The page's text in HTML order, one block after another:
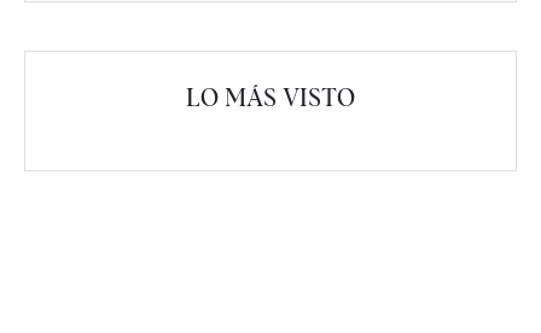
LO MÁS VISTO